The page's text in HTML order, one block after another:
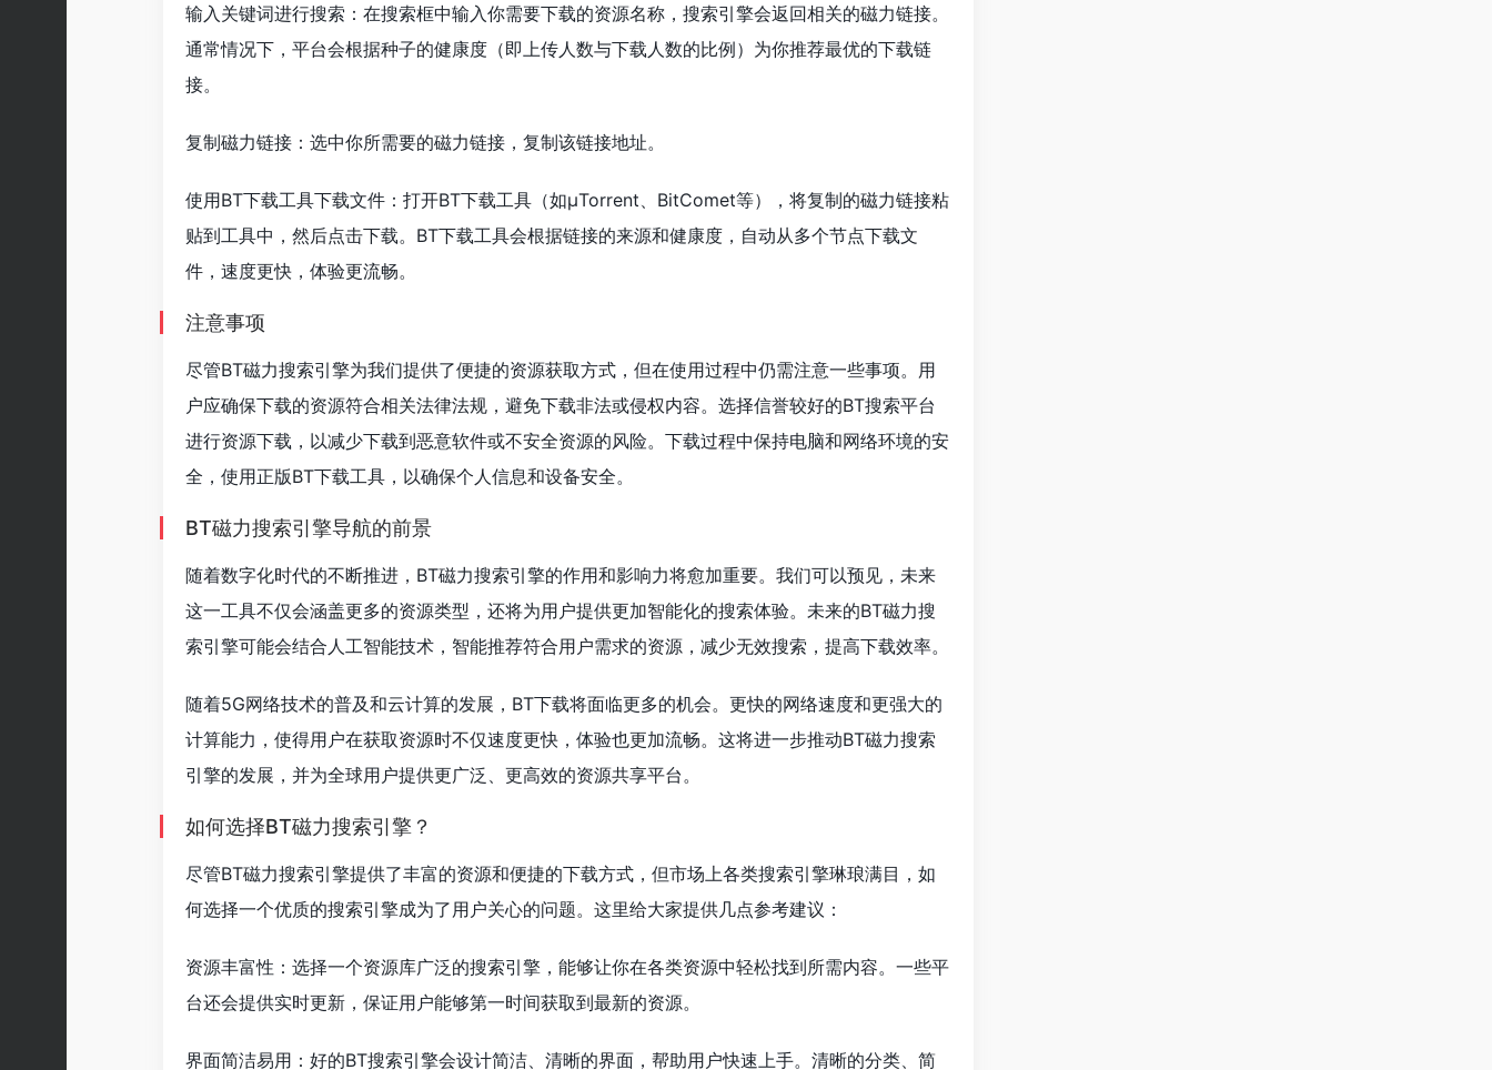
输入关键词进行搜索：在搜索框中输入你需要下载的资源名称，搜索引擎会返回相关的磁力链接。
通常情况下，平台会根据种子的健康度（即上传人数与下载人数的比例）为你推荐最优的下载链
接。
复制磁力链接：选中你所需要的磁力链接，复制该链接地址。
使用BT下载工具下载文件：打开BT下载工具（如μTorrent、BitComet等），将复制的磁力链接粘
贴到工具中，然后点击下载。BT下载工具会根据链接的来源和健康度，自动从多个节点下载文
件，速度更快，体验更流畅。
注意事项
尽管BT磁力搜索引擎为我们提供了便捷的资源获取方式，但在使用过程中仍需注意一些事项。用
户应确保下载的资源符合相关法律法规，避免下载非法或侵权内容。选择信誉较好的BT搜索平台
进行资源下载，以减少下载到恶意软件或不安全资源的风险。下载过程中保持电脑和网络环境的安
全，使用正版BT下载工具，以确保个人信息和设备安全。
BT磁力搜索引擎导航的前景
随着数字化时代的不断推进，BT磁力搜索引擎的作用和影响力将愈加重要。我们可以预见，未来
这一工具不仅会涵盖更多的资源类型，还将为用户提供更加智能化的搜索体验。未来的BT磁力搜
索引擎可能会结合人工智能技术，智能推荐符合用户需求的资源，减少无效搜索，提高下载效率。
随着5G网络技术的普及和云计算的发展，BT下载将面临更多的机会。更快的网络速度和更强大的
计算能力，使得用户在获取资源时不仅速度更快，体验也更加流畅。这将进一步推动BT磁力搜索
引擎的发展，并为全球用户提供更广泛、更高效的资源共享平台。
如何选择BT磁力搜索引擎？
尽管BT磁力搜索引擎提供了丰富的资源和便捷的下载方式，但市场上各类搜索引擎琳琅满目，如
何选择一个优质的搜索引擎成为了用户关心的问题。这里给大家提供几点参考建议：
资源丰富性：选择一个资源库广泛的搜索引擎，能够让你在各类资源中轻松找到所需内容。一些平
台还会提供实时更新，保证用户能够第一时间获取到最新的资源。
界面简洁易用：好的BT搜索引擎会设计简洁、清晰的界面，帮助用户快速上手。清晰的分类、简